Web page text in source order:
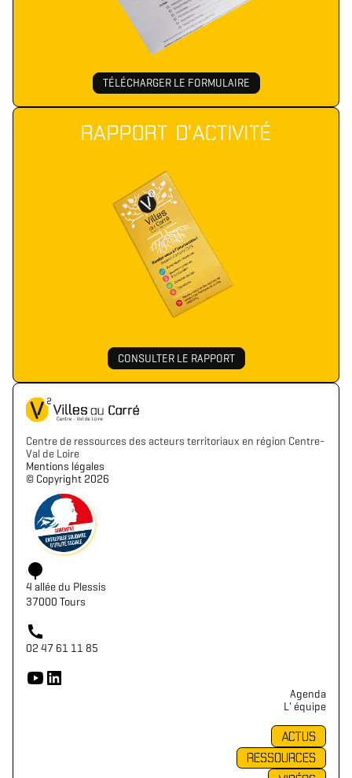
TÉLÉCHARGER LE FORMULAIRE
RAPPORT D'ACTIVITÉ
CONSULTER LE RAPPORT
Centre de ressources des acteurs territoriaux en région Centre-
Val de Loire
Mentions légales
©️ Copyright 2026
4 allée du Plessis
37000 Tours
02 47 61 11 85
Agenda
L' équipe
ACTUS
RESSOURCES